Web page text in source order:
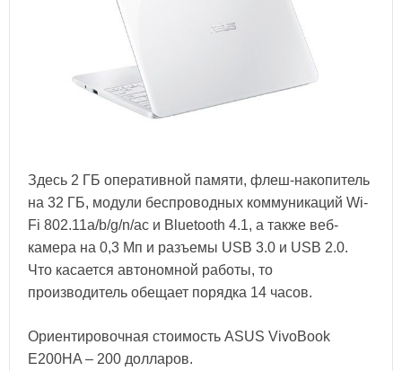
Здесь 2 ГБ оперативной памяти, флеш-накопитель
на 32 ГБ, модули беспроводных коммуникаций Wi-
Fi 802.11a/b/g/n/ac и Bluetooth 4.1, а также веб-
камера на 0,3 Мп и разъемы USB 3.0 и USB 2.0.
Что касается автономной работы, то
производитель обещает порядка 14 часов.
Ориентировочная стоимость ASUS VivoBook
E200HA – 200 долларов.